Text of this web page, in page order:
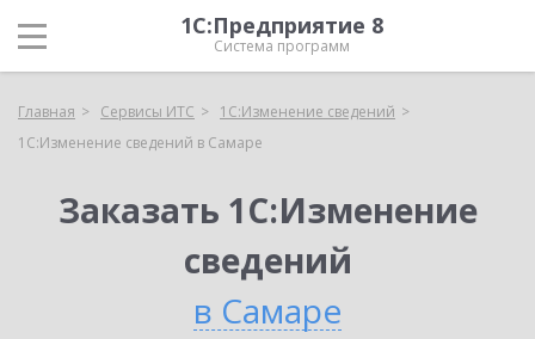
1С:Предприятие 8
Система программ
Главная Сервисы ИТС
1С:Изменение сведений
1С:Изменение сведений в Самаре
Заказать 1С:Изменение
сведений
в Самаре